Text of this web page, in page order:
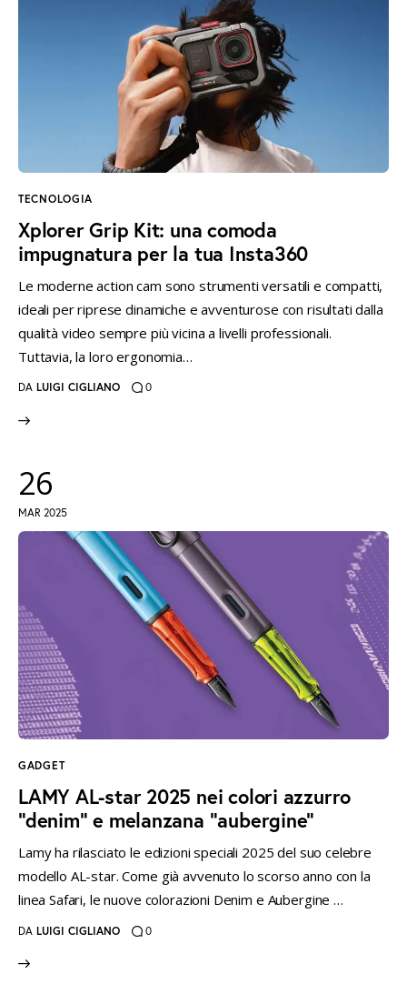
TECNOLOGIA
Xplorer Grip Kit: una comoda
impugnatura per la tua Insta360
Le moderne action cam sono strumenti versatili e compatti,
ideali per riprese dinamiche e avventurose con risultati dalla
qualità video sempre più vicina a livelli professionali.
Tuttavia, la loro ergonomia…
DA LUIGI CIGLIANO 0
26
MAR 2025
GADGET
LAMY AL-star 2025 nei colori azzurro
“denim” e melanzana “aubergine”
Lamy ha rilasciato le edizioni speciali 2025 del suo celebre
modello AL-star. Come già avvenuto lo scorso anno con la
linea Safari, le nuove colorazioni Denim e Aubergine …
DA LUIGI CIGLIANO 0